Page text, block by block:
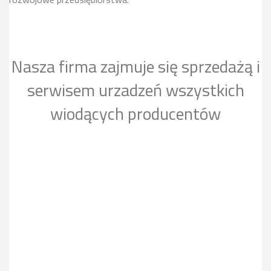
Nasza firma zajmuje się sprzedażą i
serwisem urzadzeń wszystkich
wiodących producentów